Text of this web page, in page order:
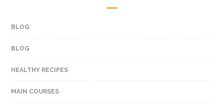
BLOG
BLOG
HEALTHY RECIPES
MAIN COURSES